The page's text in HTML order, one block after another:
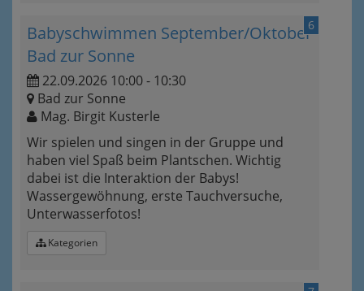
6
Babyschwimmen September/Oktober
Bad zur Sonne
22.09.2026 10:00 - 10:30
Bad zur Sonne
Mag. Birgit Kusterle
Wir spielen und singen in der Gruppe und
haben viel Spaß beim Plantschen. Wichtig
dabei ist die Interaktion der Babys!
Wassergewöhnung, erste Tauchversuche,
Unterwasserfotos!
Kategorien